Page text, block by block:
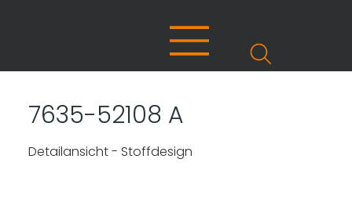
7635-52108 A
Detailansicht - Stoffdesign